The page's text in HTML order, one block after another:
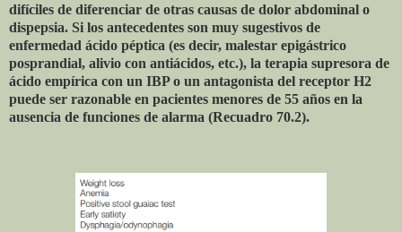
difíciles de diferenciar de otras causas de dolor abdominal o
dispepsia. Si los antecedentes son muy sugestivos de
enfermedad ácido péptica (es decir, malestar epigástrico
posprandial, alivio con antiácidos, etc.), la terapia supresora de
ácido empírica con un IBP o un antagonista del receptor H2
puede ser razonable en pacientes menores de 55 años en la
ausencia de funciones de alarma (Recuadro 70.2).